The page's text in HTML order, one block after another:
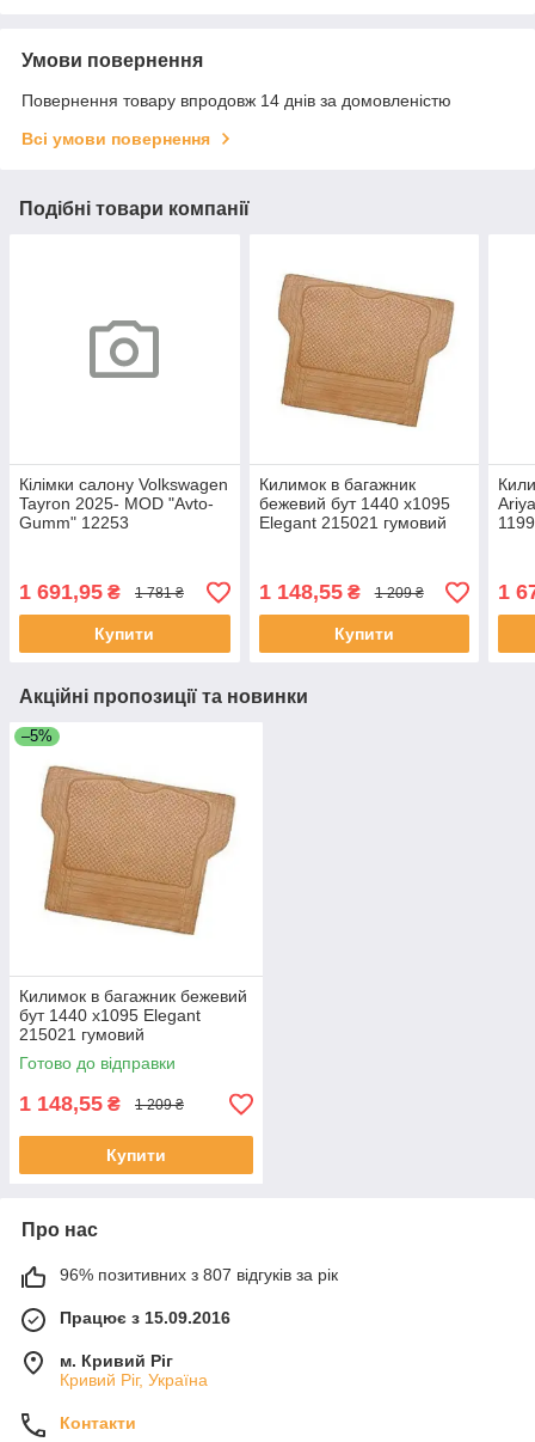
Умови повернення
Повернення товару впродовж 14 днів за домовленістю
Всі умови повернення
Подібні товари компанії
Кілімки салону Volkswagen
Tayron 2025- MOD "Avto-
Gumm" 12253
1 691,95 ₴ 1 781 ₴
Купити
Килимок в багажник
бежевий бут 1440 х1095
Elegant 215021 гумовий
1 148,55₴ 1 209 ₴
Купити
1
Акційні пропозиції та новинки
–5%
Килимок в багажник бежевий
бут 1440 х1095 Elegant
215021 гумовий
Готово до відправки
1 148,55 ₴ 1 209 ₴
Купити
Про нас
96% позитивних з 807 відгуків за рік
Працює з 15.09.2016
м. Кривий Ріг
Кривий Ріг, Україна
Контакти